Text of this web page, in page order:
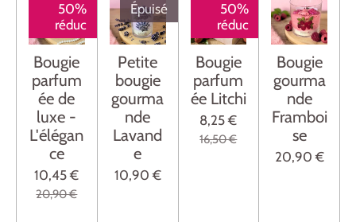
50%
réduc
Bougie
parfum
ée de
luxe -
L'élégan
ce
10,45 €
20,90 €
Épuisé
Petite
bougie
gourma
nde
Lavand
e
10,90 €
50%
réduc
Bougie
parfum
ée Litchi
8,25 €
16,50 €
Bougie
gourma
nde
Framboi
se
20,90 €